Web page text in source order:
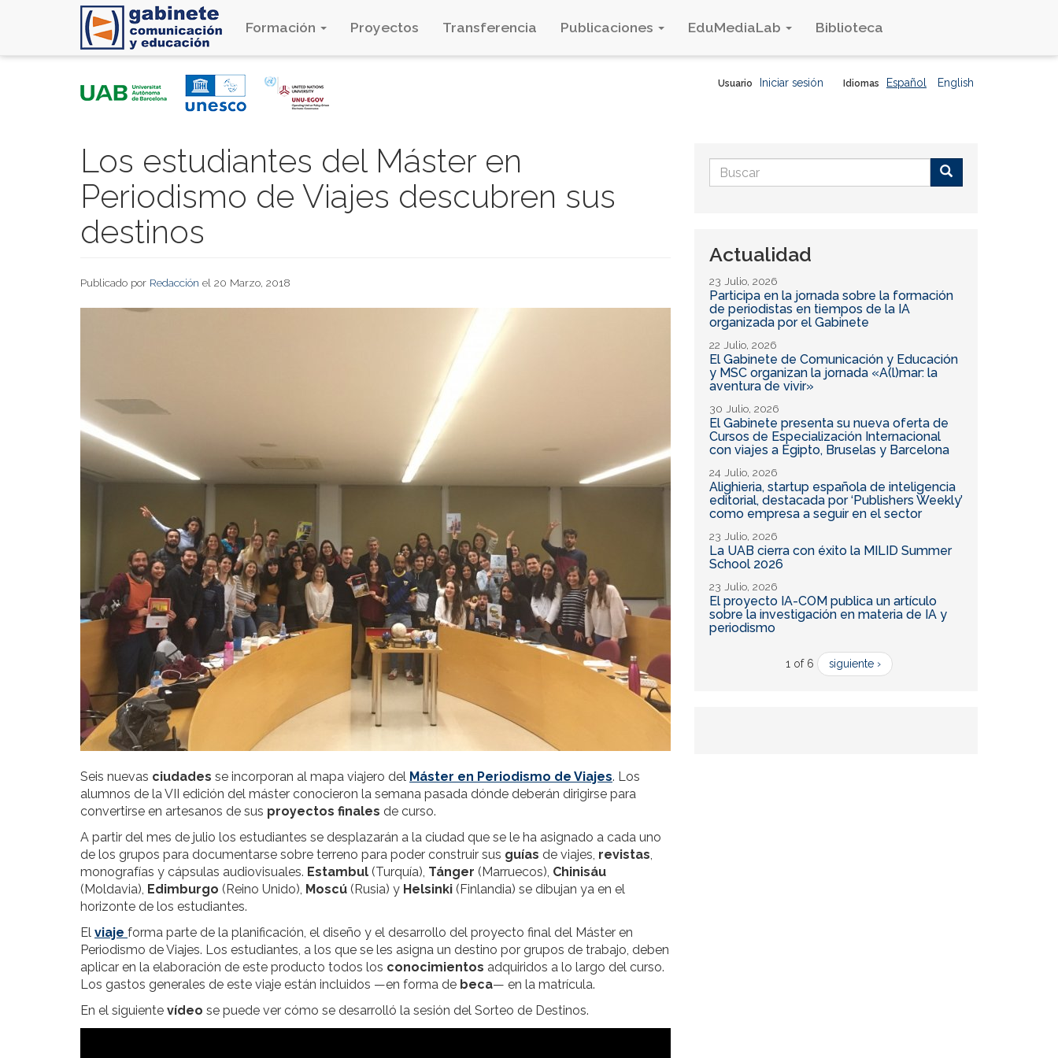
Formación Proyectos Transferencia Publicaciones EduMediaLab Biblioteca
Idiomas Español English
Usuario Iniciar sesión
Los estudiantes del Máster en
Periodismo de Viajes descubren sus
destinos
Publicado por Redacción el 20 Marzo, 2018
Seis nuevas ciudades se incorporan al mapa viajero del Máster en Periodismo de Viajes. Los
alumnos de la VII edición del máster conocieron la semana pasada dónde deberán dirigirse para
convertirse en artesanos de sus proyectos finales de curso.
A partir del mes de julio los estudiantes se desplazarán a la ciudad que se le ha asignado a cada uno
de los grupos para documentarse sobre terreno para poder construir sus guías de viajes, revistas,
monografías y cápsulas audiovisuales. Estambul (Turquía), Tánger (Marruecos), Chinisáu
(Moldavia), Edimburgo (Reino Unido), Moscú (Rusia) y Helsinki (Finlandia) se dibujan ya en el
horizonte de los estudiantes.
El viaje forma parte de la planificación, el diseño y el desarrollo del proyecto final del Máster en
Periodismo de Viajes. Los estudiantes, a los que se les asigna un destino por grupos de trabajo, deben
aplicar en la elaboración de este producto todos los conocimientos adquiridos a lo largo del curso.
Los gastos generales de este viaje están incluidos —en forma de beca— en la matrícula.
En el siguiente vídeo se puede ver cómo se desarrolló la sesión del Sorteo de Destinos.
Formulario
de
Actualidad
23 Julio, 2026
Participa en la jornada sobre la formación
de periodistas en tiempos de la IA
organizada por el Gabinete
22 Julio, 2026
El Gabinete de Comunicación y Educación
y MSC organizan la jornada «A(l)mar: la
aventura de vivir»
30 Julio, 2026
El Gabinete presenta su nueva oferta de
Cursos de Especialización Internacional
con viajes a Egipto, Bruselas y Barcelona
24 Julio, 2026
Alighieria, startup española de inteligencia
editorial, destacada por ‘Publishers Weekly’
como empresa a seguir en el sector
23 Julio, 2026
La UAB cierra con éxito la MILID Summer
School 2026
23 Julio, 2026
El proyecto IA-COM publica un artículo
sobre la investigación en materia de IA y
periodismo
1 of 6 siguiente ›